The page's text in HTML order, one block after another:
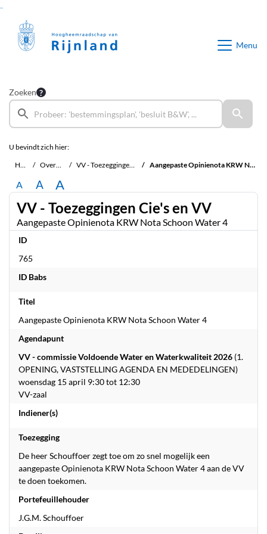
Menu
Zoeken
U bevindt zich hier:
Home
Overzichten VV - Toezeggingen Cie's en VV Aangepaste Opinienota KRW Nota Schoon Water 4
A A A
VV - Toezeggingen Cie's en VV
Aangepaste Opinienota KRW Nota Schoon Water 4
ID
765
ID Babs
Titel
Aangepaste Opinienota KRW Nota Schoon Water 4
Agendapunt
VV - commissie Voldoende Water en Waterkwaliteit 2026 (1.
OPENING, VASTSTELLING AGENDA EN MEDEDELINGEN)
woensdag 15 april 9:30 tot 12:30
VV-zaal
Indiener(s)
Toezegging
De heer Schouffoer zegt toe om zo snel mogelijk een
aangepaste Opinienota KRW Nota Schoon Water 4 aan de VV
te doen toekomen.
Portefeuillehouder
J.G.M. Schouffoer